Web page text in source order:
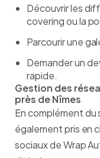
Découvrir les
covering ou la
Parcourir une
Demander un
rapide.
Gestion des
près de Nîmes
En complément du
également pris en
sociaux de Wrap